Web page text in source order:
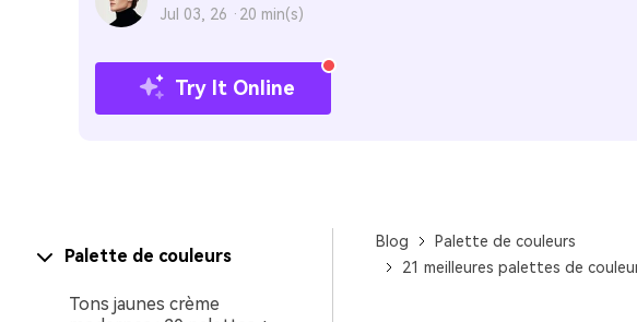
Jul 03, 26 · 20 min(s)
Try It Online
Palette de couleurs
Tons jaunes crème
Blog
Palette de couleurs
21 meilleures palettes de